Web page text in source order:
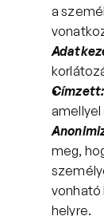
a
Címzett:
meg,
vonható
helyre.